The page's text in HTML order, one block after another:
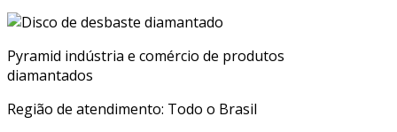
Pyramid indústria e comércio de produtos
diamantados
Região de atendimento: Todo o Brasil